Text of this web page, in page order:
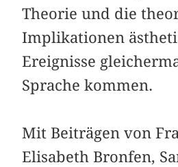
Theorie und die
Implikationen
Ereignisse
Sprache kommen.
Mit Beiträgen von
Elisabeth Bronfen,